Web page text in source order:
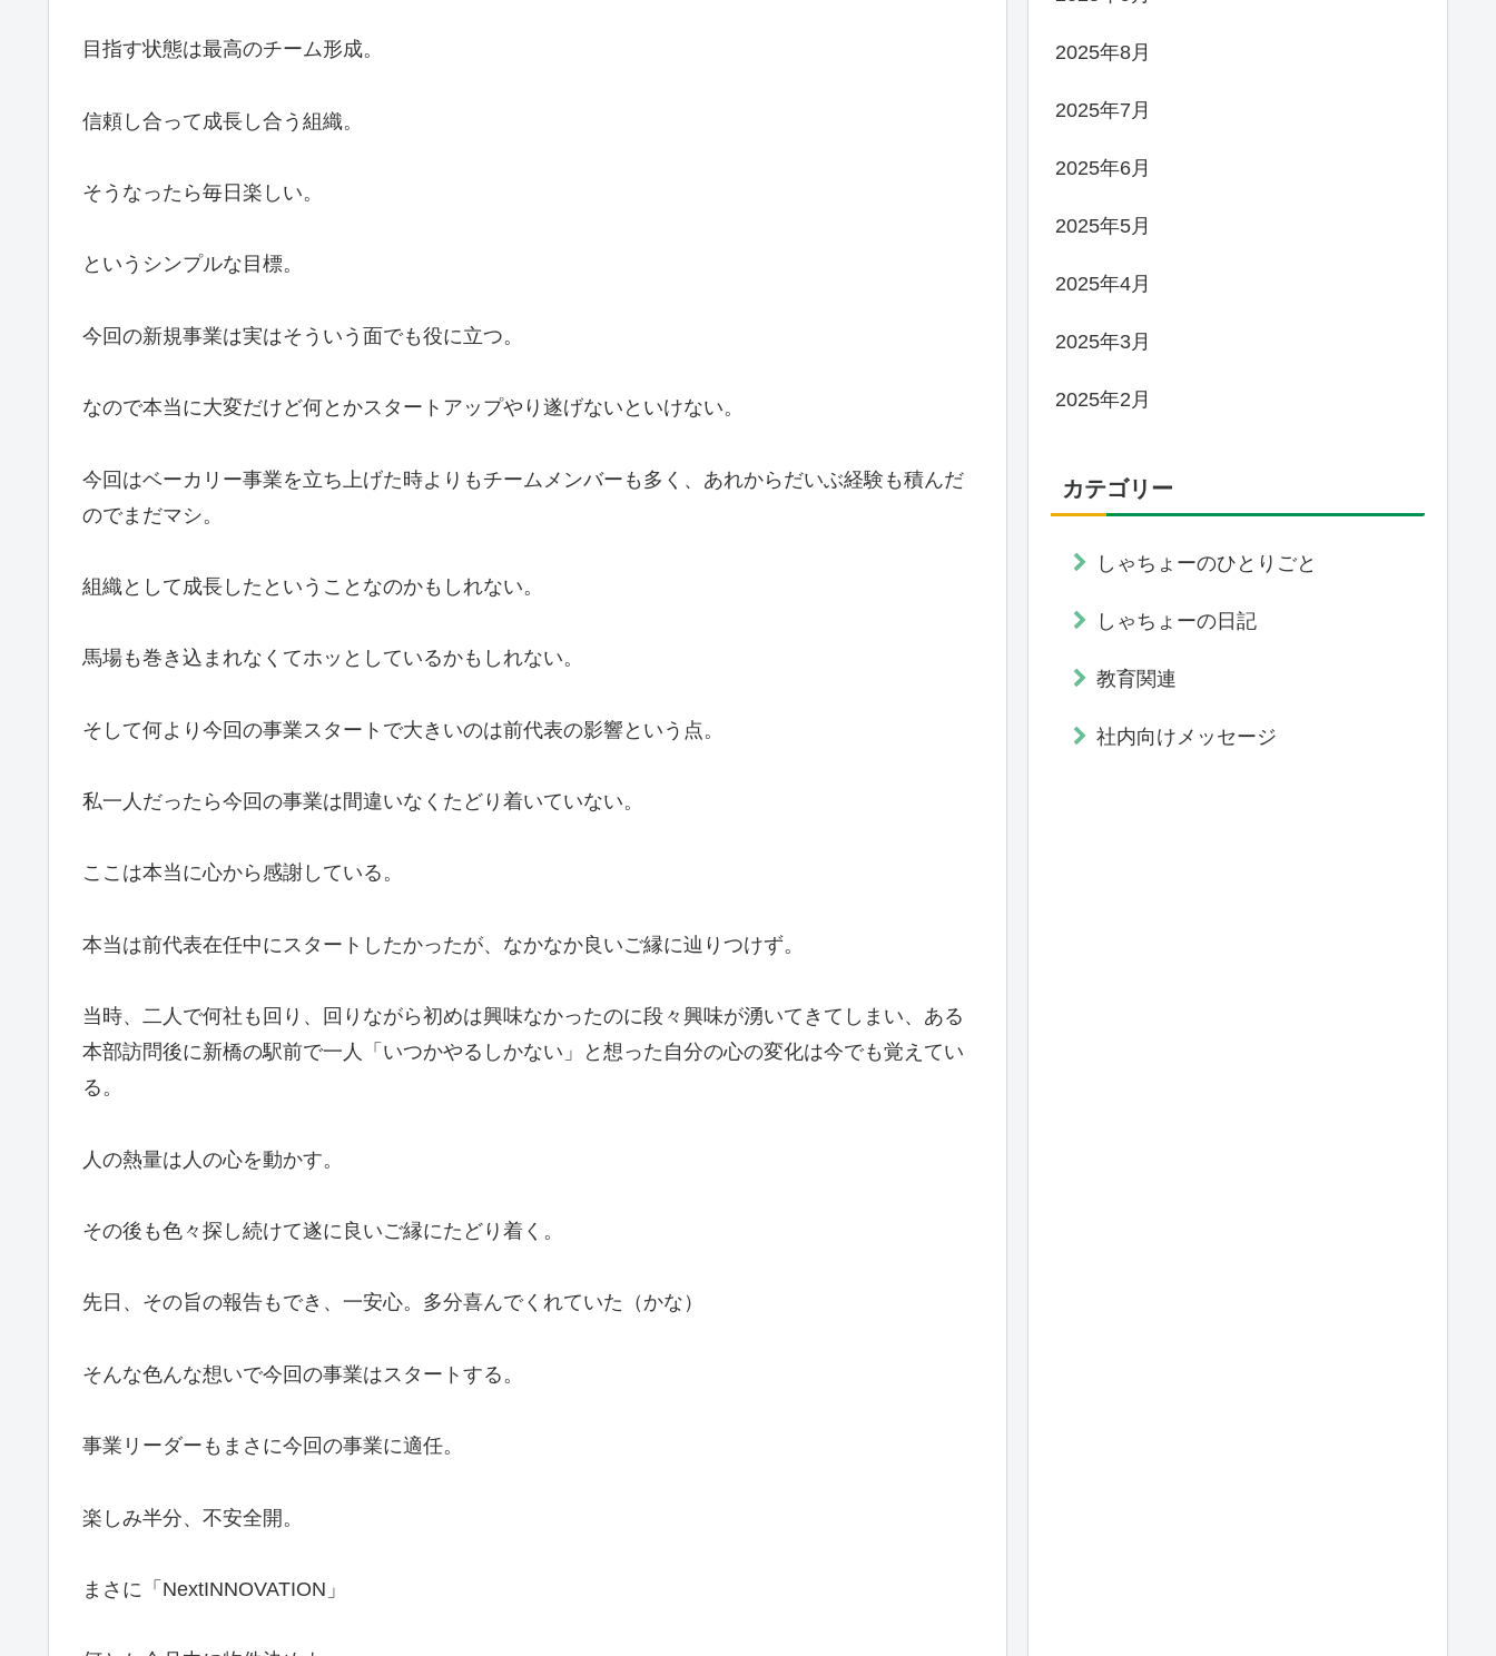
目指す状態は最高のチーム形成。
信頼し合って成長し合う組織。
そうなったら毎日楽しい。
というシンプルな目標。
今回の新規事業は実はそういう面でも役に立つ。
なので本当に大変だけど何とかスタートアップやり遂げないといけない。
今回はベーカリー事業を立ち上げた時よりもチームメンバーも多く、あれからだいぶ経験も積んだ
のでまだマシ。
組織として成長したということなのかもしれない。
馬場も巻き込まれなくてホッとしているかもしれない。
そして何より今回の事業スタートで大きいのは前代表の影響という点。
私一人だったら今回の事業は間違いなくたどり着いていない。
ここは本当に心から感謝している。
本当は前代表在任中にスタートしたかったが、なかなか良いご縁に辿りつけず。
当時、二人で何社も回り、回りながら初めは興味なかったのに段々興味が湧いてきてしまい、ある
本部訪問後に新橋の駅前で一人「いつかやるしかない」と想った自分の心の変化は今でも覚えてい
る。
人の熱量は人の心を動かす。
その後も色々探し続けて遂に良いご縁にたどり着く。
先日、その旨の報告もでき、一安心。多分喜んでくれていた（かな）
そんな色んな想いで今回の事業はスタートする。
事業リーダーもまさに今回の事業に適任。
楽しみ半分、不安全開。
まさに「NextINNOVATION」
2025年8月
2025年7月
2025年6月
2025年5月
2025年4月
2025年3月
2025年2月
カテゴリー
しゃちょーのひとりごと
しゃちょーの日記
教育関連
社内向けメッセージ